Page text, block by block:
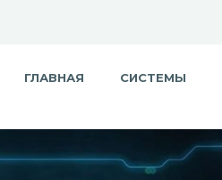
ГЛАВНАЯ СИСТЕМЫ